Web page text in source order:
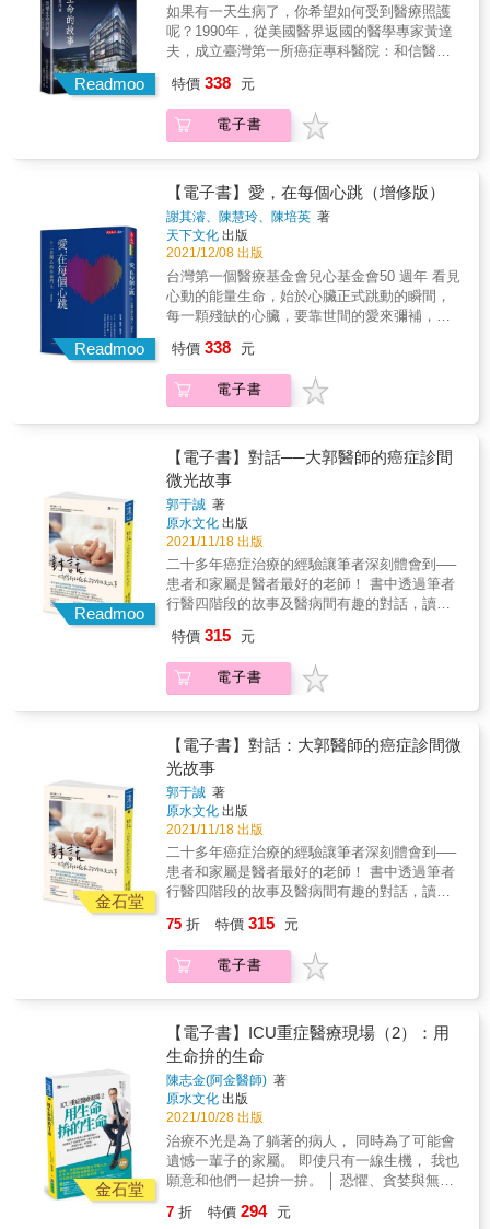
裡，一邊擦掉眼淚，一邊努力抗癌； 在病房外
的走廊，一邊練習走路，一邊遊戲玩耍
&hellip;&hellip; 跟Fiona一起勇闖93病房， 這場
胎換骨，變得明朗堅強， Fiona是小勇者，是我
生命的老師！ &
Readmoo
如果有一天生病了，你希望如何受到醫療照護
呢？1990年，從美國醫界返國的醫學專家黃達
夫，成立臺灣第一所癌症專科醫院：和信醫
師、護理師、醫學生、行政人員，都感受到這
裡不是另一座白色巨塔，而是療癒病人身心的
庇護所。這些在和信醫院進出的病人與家屬，
他們回想在人生低谷時，如何得到來自和信醫
護的全面奧援，其中經歷治療、照護、安慰、
啟發，每一個日子都刻骨銘心。這些動人的病
房傳奇，展現出人性中最華美的光輝！「醫生
說：不論什麼時間，只要有需要，都可以打電
話給我。」「以前對視病猶親感覺有點抽象，
但是從醫生身上，我們感受到了！」「感謝你
們除了照顧我，也照顧我家人的心情。」黃達
夫院長說：「我們面對的不只是一個人的生
信醫院用三十年的歲月，將癌症病人的五年存
活率提升到74%（全臺灣癌症病人的五年存活
率是54%），而且，和信醫院更證明了一件
杜拉克所言，是「改變生命的地方……使得人
生因而不一樣」！
特價 338 元
電子書
Readmoo
【電子書】愛，在每個心跳（增修版）
謝其濬、陳慧玲、陳培英 著
天下文化 出版
2021/12/08 出版
台灣第一個醫療基金會兒心基金會50 週年 看見
心動的能量生命，始於心臟正式跳動的瞬間，
每一顆殘缺的心臟，要靠世間的愛來彌補，完
奉獻獎得主：疾病可以絕跡，醫者救人的心不
能停歇，我們要馬不停蹄地去解決下一個問題
了。中華民國心臟病兒童基金會是台灣第一個
持，到推動小兒心臟醫學研究，不曾停歇。本
書集結十二位心臟病童的故事，經由父母、自
己、醫師的觀點，描述他們如何面對先天的缺
憾，克服手術與生活的挑戰，走過生命的幽
谷，活出希望。這些故事不僅能喚起社會大眾
對心臟病兒童及其家庭的關注，也激勵人心，
勇敢面對挑戰，活得精采。
特價 338 元
電子書
Readmoo
【電子書】對話──大郭醫師的癌症診間
微光故事
郭于誠 著
原水文化 出版
2021/11/18 出版
二十多年癌症治療的經驗讓筆者深刻體會到──
患者和家屬是醫者最好的老師！ 書中透過筆者
行醫四階段的故事及醫病間有趣的對話，讀者
理的力量，從中開啟善的循環，使醫病關係更
圓融、社會更良善。 此外，好醫生除了醫
「生」之外，還要能醫「死」！醫生不是神，
知的恐懼，甚至走完「善終」的道路。 〔本書
重點〕 ．換位思考：以第一人稱撰寫，除了讓
讀者感同身受外，也讓讀者思考，如果是你會
怎麼做？ ．醫病溝通：由醫病間的小衝突，找
到彼此可接受的平衡點，並從中獲得同理的力
三者的聯結，直擊核心問題。 ．完整善終：從
疾病思索人生的完整歷程，身心靈的善終，可
使生命的終點，重新成為起點。 ．經驗承傳：
一代傳一代，將寶貴的醫學智慧與經驗傳承下
特價 315 元
電子書
金石堂
【電子書】對話：大郭醫師的癌症診間微
光故事
郭于誠 著
原水文化 出版
2021/11/18 出版
二十多年癌症治療的經驗讓筆者深刻體會到──
患者和家屬是醫者最好的老師！ 書中透過筆者
行醫四階段的故事及醫病間有趣的對話，讀者
理的力量，從中開啟善的循環，使醫病關係更
圓融、社會更良善。 此外，好醫生除了醫
「生」之外，還要能醫「死」！醫生不是神，
知的恐懼，甚至走完「善終」的道路。 〔本書
重點〕 ．換位思考：以第一人稱撰寫，除了讓
讀者感同身受外，也讓讀者思考，如果是你會
怎麼做？ ．醫病溝通：由醫病間的小衝突，找
到彼此可接受的平衡點，並從中獲得同理的力
三者的聯結，直擊核心問題。 ．完整善終：從
疾病思索人生的完整歷程，身心靈的善終，可
使生命的終點，重新成為起點。 ．經驗承傳：
一代傳一代，將寶貴的醫學智慧與經驗傳承下
75 折 特價 315 元
電子書
金石堂
【電子書】ICU重症醫療現場（2）：用
生命拚的生命
陳志金(阿金醫師) 著
原水文化 出版
2021/10/28 出版
治療不光是為了躺著的病人， 同時為了可能會
遺憾一輩子的家屬。 即使只有一線生機， 我也
願意和他們一起拚一拚。 │ 恐懼、貪婪與無知
呈現的往往是最真實的那一面。 █ 看過這本
7 折 特價 294 元